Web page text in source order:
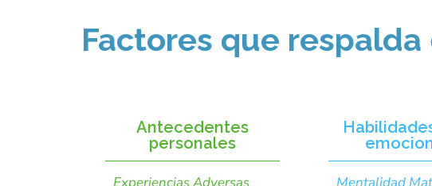
Factores que respalda
Antecedentes
personales